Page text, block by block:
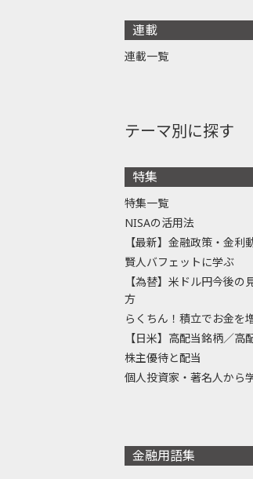
連載
連載一覧
テーマ別に探す
特集
特集一覧
NISAの活用法
【最新】金融政策・金利
賢人バフェットに学ぶ
【為替】米ドル円今後
方
らくちん！積立でお金を
【日米】高配当銘柄／高
株主優待と配当
個人投資家・著名人から
金融用語集